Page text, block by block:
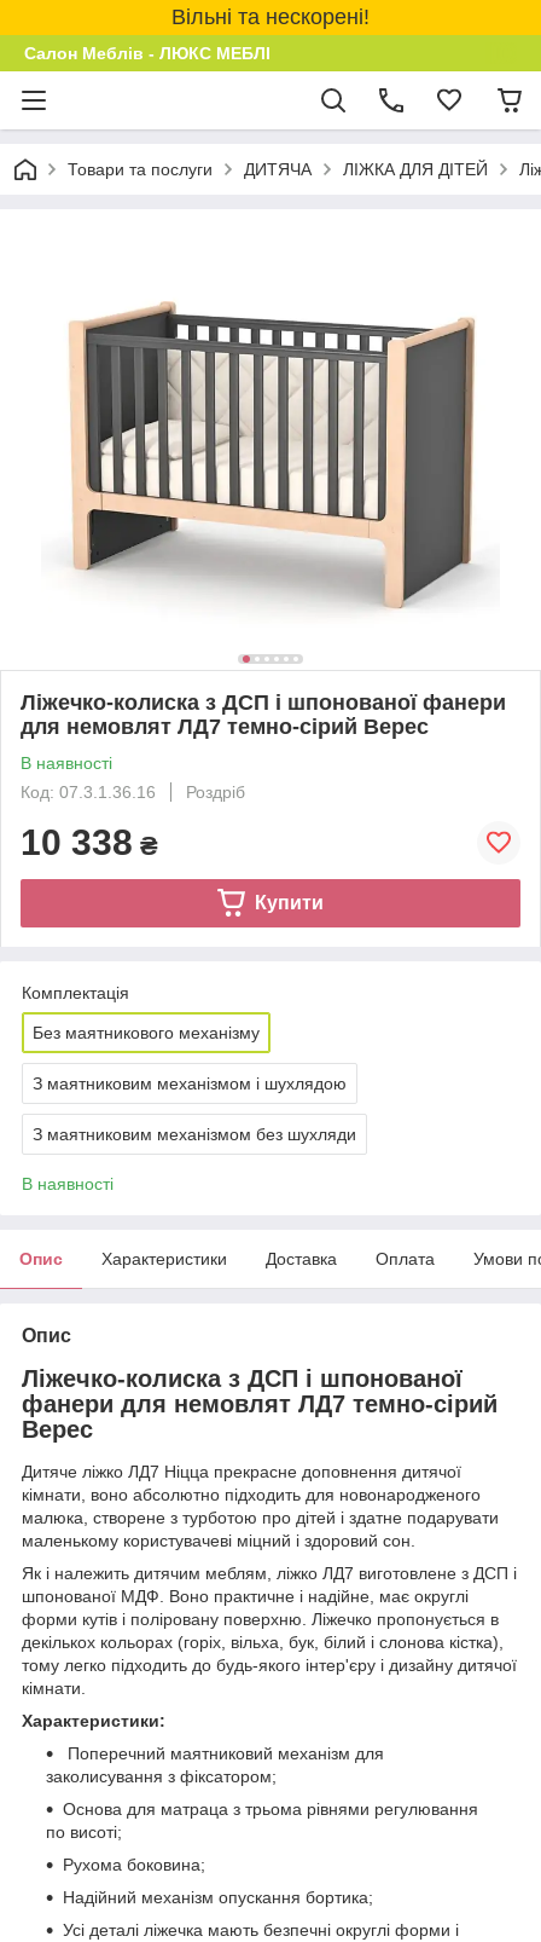
Вільні та нескорені!
Салон Меблів - ЛЮКС МЕБЛІ
Товари та послуги ДИТЯЧА ЛІЖКА ДЛЯ ДІТЕЙ
Ліжечко-колиска з ДСП і шпонованої фанери
для немовлят ЛД7 темно-сірий Верес
В наявності
Код: 07.3.1.36.16
Роздріб
10 338 ₴
Купити
Комплектація
Без маятникового механізму
З маятниковим механізмом і шухлядою
З маятниковим механізмом без шухляди
В наявності
Опис Характеристики Доставка Оплата Умови
Опис
Ліжечко-колиска з ДСП і шпонованої
фанери для немовлят ЛД7 темно-сірий
Верес
Дитяче ліжко ЛД7 Ніцца прекрасне доповнення дитячої
кімнати, воно абсолютно підходить для новонародженого
малюка, створене з турботою про дітей і здатне подарувати
маленькому користувачеві міцний і здоровий сон.
Як і належить дитячим меблям, ліжко ЛД7 виготовлене з ДСП і
шпонованої МДФ. Воно практичне і надійне, має округлі
форми кутів і поліровану поверхню. Ліжечко пропонується в
декількох кольорах (горіх, вільха, бук, білий і слонова кістка),
тому легко підходить до будь-якого інтер'єру і дизайну дитячої
кімнати.
Характеристики:
Поперечний маятниковий механізм для
заколисування з фіксатором;
Основа для матраца з трьома рівнями регулювання
по висоті;
Рухома боковина;
Надійний механізм опускання бортика;
Усі деталі ліжечка мають безпечні округлі форми і